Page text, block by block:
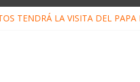
TENDRÁ LA VISITA DEL PAPA